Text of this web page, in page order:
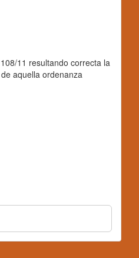
11 resultando correcta la
aquella ordenanza